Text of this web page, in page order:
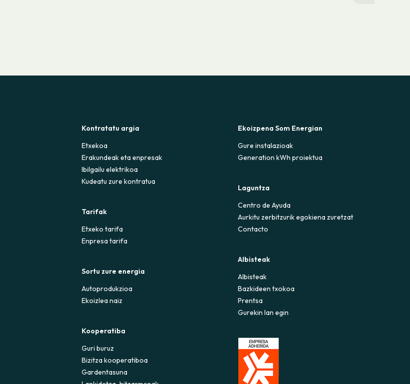
Kontratatu argia
Etxekoa
Erakundeak eta enpresak
Ibilgailu elektrikoa
Kudeatu zure kontratua
Tarifak
Etxeko tarifa
Enpresa tarifa
Sortu zure energia
Autoprodukzioa
Ekoizlea naiz
Kooperatiba
Guri buruz
Bizitza kooperatiboa
Gardentasuna
Ekoizpena Som Energian
Gure instalazioak
Generation kWh proiektua
Laguntza
Centro de Ayuda
Aurkitu zerbitzurik egokiena zuretzat
Contacto
Albisteak
Albisteak
Bazkideen txokoa
Prentsa
Gurekin lan egin